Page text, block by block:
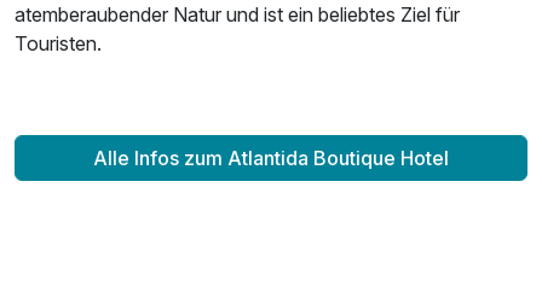
atemberaubender Natur und ist ein beliebtes Ziel für
Touristen.
Alle Infos zum Atlantida Boutique Hotel